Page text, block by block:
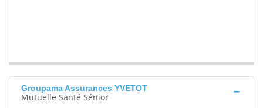
Groupama Assurances YVETOT
Mutuelle Santé Sénior